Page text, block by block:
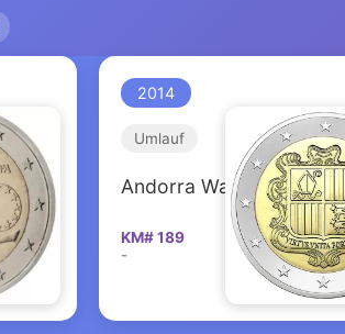
2014
Umlauf
Andorra Wappen
KM# 189
-